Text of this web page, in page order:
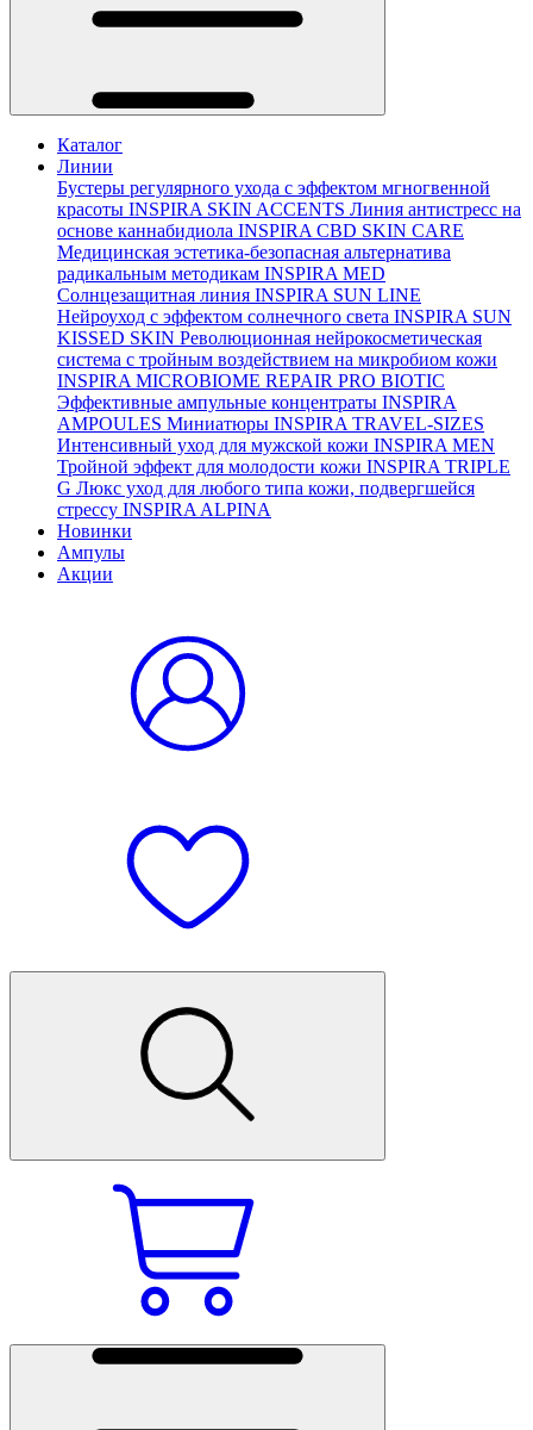
Каталог
Линии
Бустеры регулярного ухода с эффектом мгногвенной
красоты INSPIRA SKIN ACCENTS Линия антистресс на
основе каннабидиола INSPIRA CBD SKIN CARE
Медицинская эстетика-безопасная альтернатива
радикальным методикам INSPIRA MED
Солнцезащитная линия INSPIRA SUN LINE
Нейроуход с эффектом солнечного света INSPIRA SUN
KISSED SKIN Революционная нейрокосметическая
система с тройным воздействием на микробиом кожи
INSPIRA MICROBIOME REPAIR PRO BIOTIC
Эффективные ампульные концентраты INSPIRA
AMPOULES Миниатюры INSPIRA TRAVEL-SIZES
Интенсивный уход для мужской кожи INSPIRA MEN
Тройной эффект для молодости кожи INSPIRA TRIPLE
G Люкс уход для любого типа кожи, подвергшейся
стрессу INSPIRA ALPINA
Новинки
Ампулы
Акции